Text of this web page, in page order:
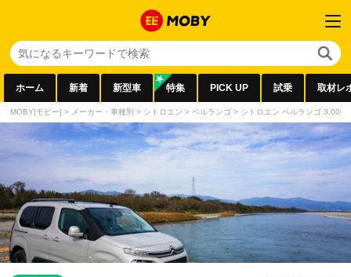
ホーム 新着 新型車 特集 PICK UP 試乗 取材レ
MOBY[モビー] > メーカー・車種別 > シトロエン > ベルランゴ > シトロエン ベルランゴ